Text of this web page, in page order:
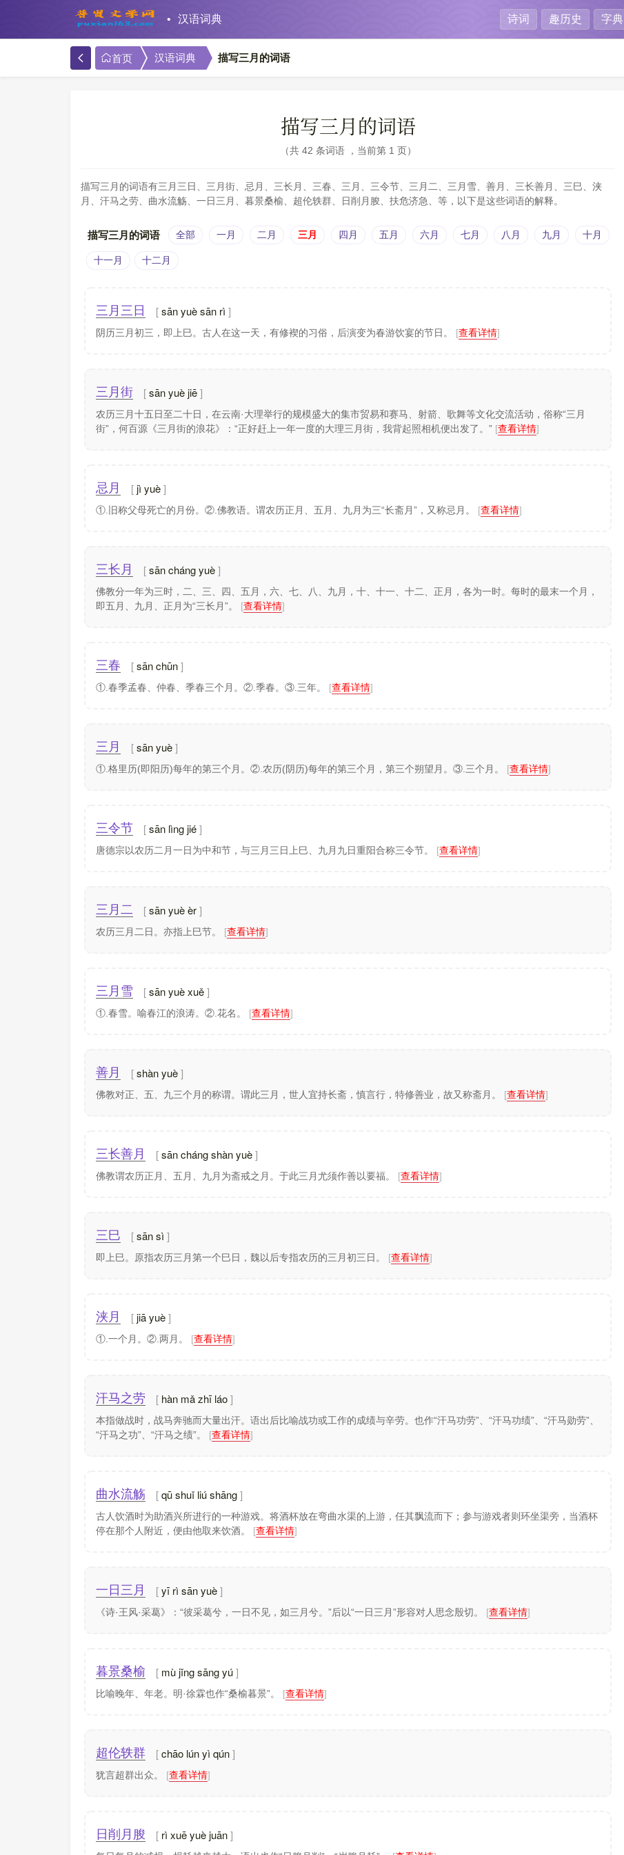
汉语词典 诗词 趣历史 字典
首页 汉语词典 描写三月的词语
描写三月的词语
共 42 条词语 ，当前第 1 页
描写三月的词语有三月三日、三月街、忌月、三长月、三春、三月、三令节、三月二、三月雪、善月、三长善月、三巳、浃
月、汗马之劳、曲水流觞、一日三月、暮景桑榆、超伦轶群、日削月朘、扶危济急、等，以下是这些词语的解释。
描写三月的词语 全部 一月 二月 三月 四月 五月 六月 七月 八月 九月 十月
十一月 十二月
三月三日 sān yuè sān rì
阴历三月初三，即上巳。古人在这一天，有修褉的习俗，后演变为春游饮宴的节日。 [查看详情]
三月街 sān yuè jiē
农历三月十五日至二十日，在云南·大理举行的规模盛大的集市贸易和赛马、射箭、歌舞等文化交流活动，俗称“三月
街”，何百源《三月街的浪花》：“正好赶上一年一度的大理三月街，我背起照相机便出发了。” [查看详情]
忌月 jì yuè
①.旧称父母死亡的月份。②.佛教语。谓农历正月、五月、九月为三“长斋月”，又称忌月。 [查看详情]
三长月 sān cháng yuè
佛教分一年为三时，二、三、四、五月，六、七、八、九月，十、十一、十二、正月，各为一时。每时的最末一个月，
即五月、九月、正月为“三长月”。 [查看详情]
三春 sān chūn
①.春季孟春、仲春、季春三个月。②.季春。③.三年。 [查看详情]
三月 sān yuè
①.格里历(即阳历)每年的第三个月。②.农历(阴历)每年的第三个月，第三个朔望月。③.三个月。 [查看详情]
三令节 sān lìng jié
唐德宗以农历二月一日为中和节，与三月三日上巳、九月九日重阳合称三令节。 [查看详情]
三月二 sān yuè èr
农历三月二日。亦指上巳节。 [查看详情]
三月雪 sān yuè xuě
①.春雪。喻春江的浪涛。②.花名。 [查看详情]
善月 shàn yuè
佛教对正、五、九三个月的称谓。谓此三月，世人宜持长斋，慎言行，特修善业，故又称斋月。 [查看详情]
三长善月 sān cháng shàn yuè
佛教谓农历正月、五月、九月为斋戒之月。于此三月尤须作善以要福。 [查看详情]
三巳 sān sì
即上巳。原指农历三月第一个巳日，魏以后专指农历的三月初三日。 [查看详情]
浃月 jiā yuè
①.一个月。②.两月。 [查看详情]
汗马之劳 hàn mǎ zhī láo
本指做战时，战马奔驰而大量出汗。语出后比喻战功或工作的成绩与辛劳。也作“汗马功劳”、“汗马功绩”、“汗马勋劳”、
“汗马之功”、“汗马之绩”。 [查看详情]
曲水流觞 qū shuǐ liú shāng
古人饮酒时为助酒兴所进行的一种游戏。将酒杯放在弯曲水渠的上游，任其飘流而下；参与游戏者则环坐渠旁，当酒杯
停在那个人附近，便由他取来饮酒。 [查看详情]
一日三月 yī rì sān yuè
《诗·王风·采葛》：“彼采葛兮，一日不见，如三月兮。”后以“一日三月”形容对人思念殷切。 [查看详情]
暮景桑榆 mù jǐng sāng yú
比喻晚年、年老。明·徐霖也作“桑榆暮景”。 [查看详情]
超伦轶群 chāo lún yì qún
犹言超群出众。 [查看详情]
日削月朘 rì xuē yuè juān